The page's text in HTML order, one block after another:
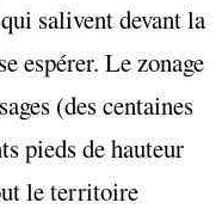
salivent devant la
espérer. Le zonage
(des centaines
pieds de hauteur
le territoire